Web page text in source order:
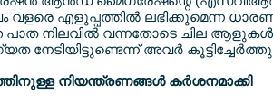
വളരെ എളുപ്പത്തില്‍ ലഭിക്കുമെന്ന
നിലവില്‍ വന്നതോടെ ചില
നേടിയിട്ടുണ്ടെന്ന് അവര്‍
നിയന്ത്രണങ്ങള്‍ കര്‍ശനമാക്കി